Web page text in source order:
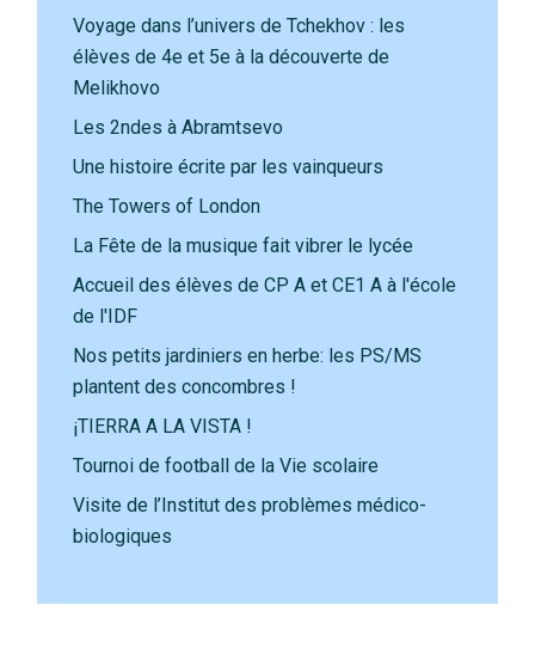
Voyage dans l’univers de Tchekhov : les
élèves de 4e et 5e à la découverte de
Melikhovo
Les 2ndes à Abramtsevo
Une histoire écrite par les vainqueurs
The Towers of London
La Fête de la musique fait vibrer le lycée
Accueil des élèves de CP A et CE1 A à l'école
de l'IDF
Nos petits jardiniers en herbe: les PS/MS
plantent des concombres !
¡TIERRA A LA VISTA !
Tournoi de football de la Vie scolaire
Visite de l’Institut des problèmes médico-
biologiques